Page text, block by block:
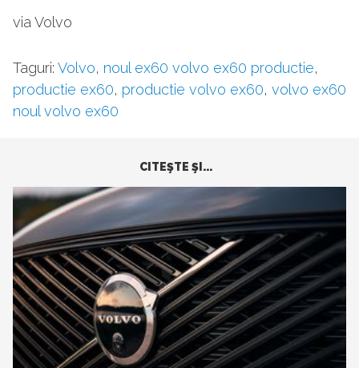
via Volvo
Taguri: Volvo, noul ex60 volvo ex60 productie,
productie ex60, productie volvo ex60, volvo ex60
noul volvo ex60
CITEŞTE ŞI...